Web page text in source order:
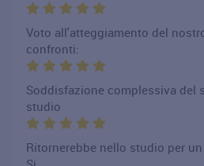
Voto all'atteggiamento del
confronti:
Soddisfazione complessiva del
studio
Ritornerebbe nello studio per